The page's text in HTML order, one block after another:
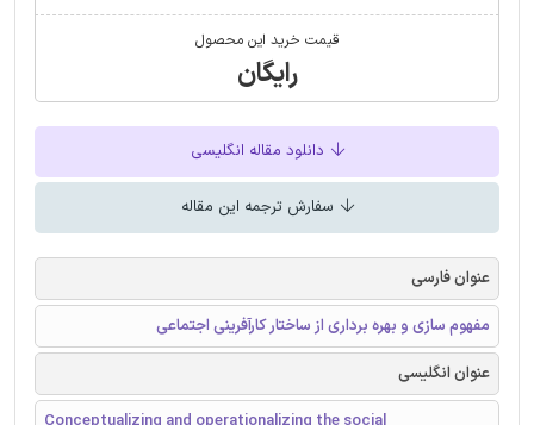
قیمت خرید این محصول
رایگان
دانلود مقاله انگلیسی
سفارش ترجمه این مقاله
عنوان فارسی
مفهوم سازی و بهره برداری از ساختار کارآفرینی اجتماعی
عنوان انگلیسی